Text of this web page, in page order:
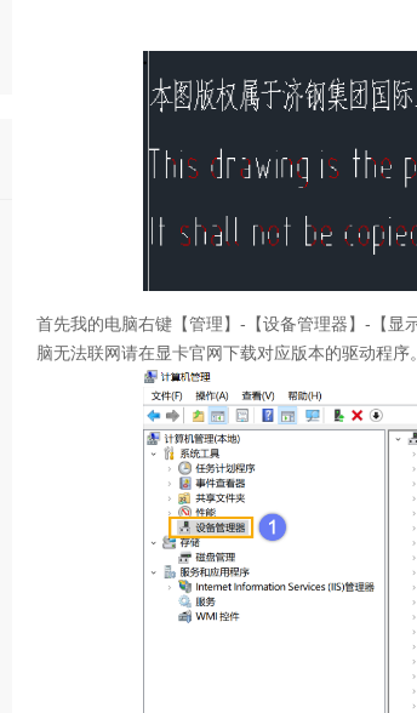
首先我的电脑右键【管理】 - 【设备管理器】 - 【
脑无法联网请在显卡官网下载对应版本的驱动程序。